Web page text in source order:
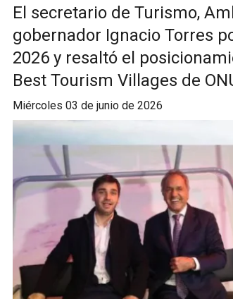
El secretario de Turismo,
gobernador Ignacio Torres
2026 y resaltó el
Best Tourism Villages de
miércoles 03 de junio de 2026